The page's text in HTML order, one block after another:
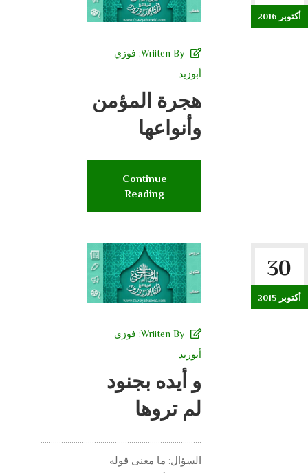
أكتوبر 2016
Wriiten By: فوزي
أبوزيد
هجرة المؤمن
وأنواعها
Continue
Reading
30
أكتوبر 2015
Wriiten By: فوزي
أبوزيد
و أيده بجنود
لم تروها
..............................................................................
السؤال: ما معنى قوله